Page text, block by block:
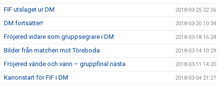
FIF utslaget ur DM 2018-03-25 22:26
DM fortsätter! 2018-03-20 10:34
Fröjered vidare som gruppsegrare i DM 2018-03-18 16:24
Bilder från matchen mot Töreboda 2018-03-14 10:29
Fröjered vände och vann – gruppfinal nästa 2018-03-11 14:20
Kanonstart för FIF i DM 2018-03-04 21:27